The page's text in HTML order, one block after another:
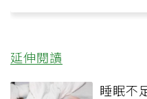
延伸閱讀
睡眠不